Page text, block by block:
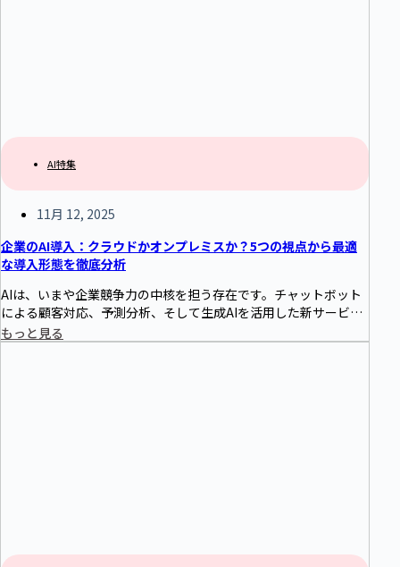
AI特集
11月 12, 2025
企業のAI導入：クラウドかオンプレミスか？5つの視点から最適
な導入形態を徹底分析
AIは、いまや企業競争力の中核を担う存在です。チャットボット
による顧客対応、予測分析、そして生成AIを活用した新サービス
まで、あらゆる業界がAIトランスフォーメーションに取り組んで
います。 しかし、実際にAI導入を進める際、最初の段階で多くの
もっと見る